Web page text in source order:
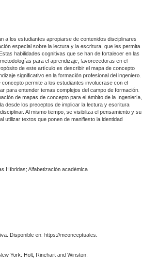
a los estudiantes apropiarse de contenidos disciplinares
especial sobre la lectura y la escritura, que les permita
habilidades cognitivas que se han de fortalecer en las
para el aprendizaje, favorecedoras en el
de este artículo es describir el mapa de concepto
significativo en la formación profesional del ingeniero.
permite a los estudiantes involucrase con el
para entender temas complejos del campo de formación.
de mapas de concepto para el ámbito de la Ingeniería,
desde los preceptos de implicar la lectura y escritura
Al mismo tiempo, se visibiliza el pensamiento y su
utilizar textos que ponen de manifiesto la identidad
Híbridas; Alfabetización académica
Disponible en: https://mconceptuales.
York: Holt, Rinehart and Winston.